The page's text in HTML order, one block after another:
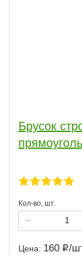
Брусок
Кол-во, шт.
Цена: 160 /